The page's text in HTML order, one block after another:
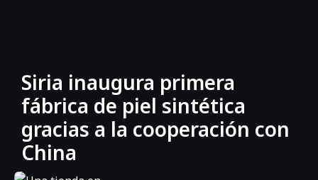
Siria inaugura primera
fábrica de piel sintética
gracias a la cooperación con
China